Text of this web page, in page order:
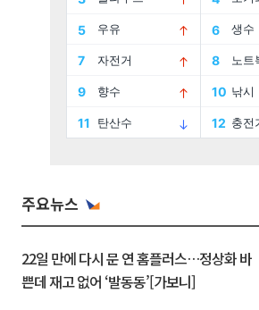
주요뉴스
22일 만에 다시 문 연 홈플러스…정상화 바
쁜데 재고 없어 ‘발동동’[가보니]